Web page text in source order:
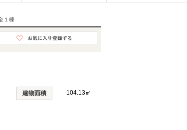
１棟
建物面積 104.13㎡